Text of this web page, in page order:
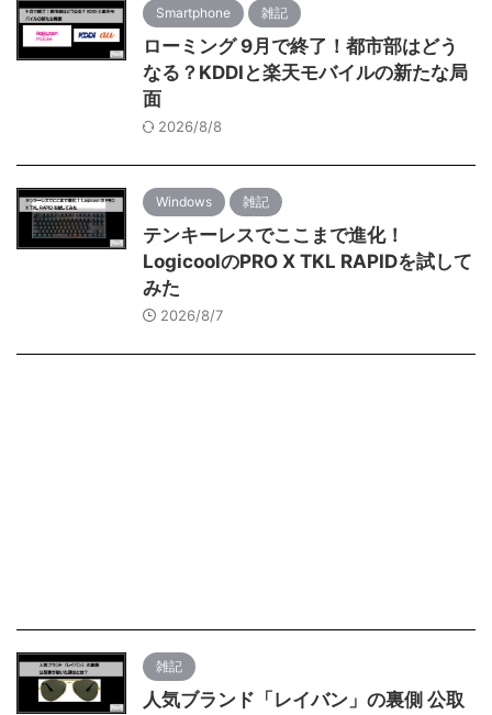
Smartphone 雑記
ローミング 9月で終了！都市部はどう
なる？KDDIと楽天モバイルの新たな局
面
2026/8/8
Windows 雑記
テンキーレスでここまで進化！
LogicoolのPRO X TKL RAPIDを試して
みた
2026/8/7
雑記
人気ブランド「レイバン」の裏側 公取